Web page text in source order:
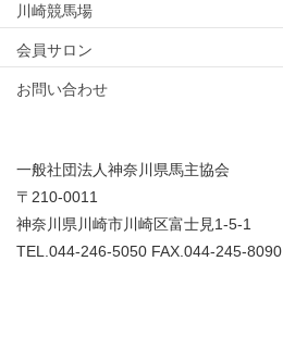
川崎競馬場
会員サロン
お問い合わせ
一般社団法人神奈川県馬主協会
〒210-0011
神奈川県川崎市川崎区富士見1-5-1
TEL.044-246-5050 FAX.044-245-8090